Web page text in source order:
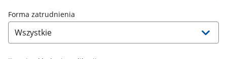
Forma zatrudnienia